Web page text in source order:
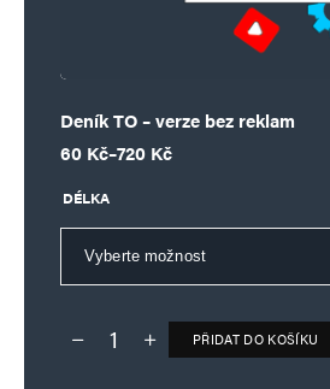
Deník TO – verze bez reklam
60 Kč–720 Kč
Rozpětí cen: 60 Kč až 720 Kč
DÉLKA
Deník TO – verze bez reklam množství
PŘIDAT DO KOŠÍKU